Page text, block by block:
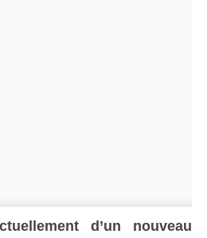
d’un nouveau